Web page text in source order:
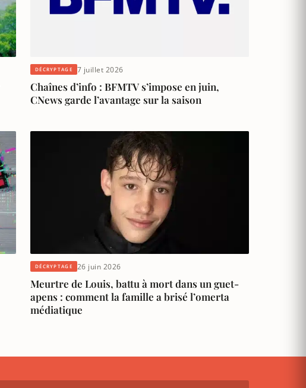
DÉCRYPTAGE 7 juillet 2026
Chaînes d’info : BFMTV s’impose en juin,
CNews garde l’avantage sur la saison
DÉCRYPTAGE 26 juin 2026
Meurtre de Louis, battu à mort dans un guet-
apens : comment la famille a brisé l’omerta
médiatique